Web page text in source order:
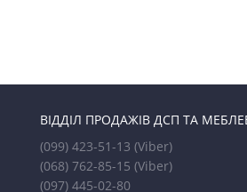
ВІДДІЛ ПРОДАЖІВ ДСП ТА
(099) 423-51-13 (Viber)
(068) 762-85-15 (Viber)
(097) 445-02-80